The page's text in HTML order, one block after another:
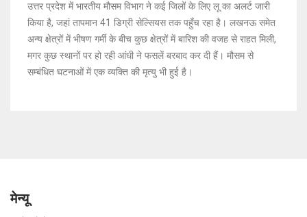
उत्तर प्रदेश में भारतीय मौसम विभाग ने कई जिलों के लिए लू का अलर्ट जारी
किया है, जहां तापमान 41 डिग्री सेल्सियस तक पहुँच रहा है। लखनऊ समेत
अन्य क्षेत्रों में भीषण गर्मी के बीच कुछ क्षेत्रों में बारिश की वजह से राहत मिली,
मगर कुछ स्थानों पर हो रही आंधी ने फसलें बरबाद कर दी हैं। मौसम से
सम्बंधित घटनाओं में एक व्यक्ति की मृत्यु भी हुई है।
मेन्यू